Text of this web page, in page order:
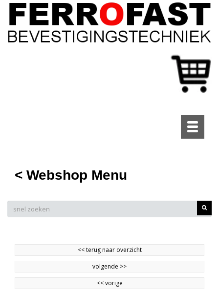
Toggle
< Webshop Menu
<<terug naar overzicht
volgende >>
<<vorige